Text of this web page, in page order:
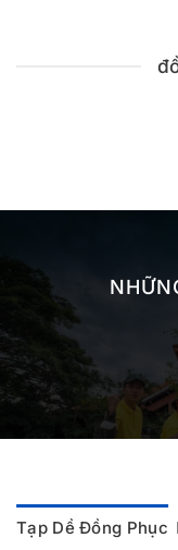
Tạp Dề Đồng Phục